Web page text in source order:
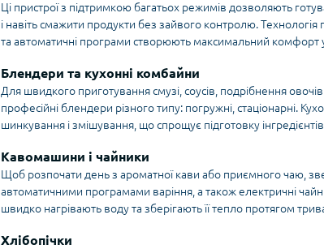
Ці пристрої з підтримкою багатьох режимів дозволяють
і навіть смажити продукти без зайвого контролю.
та автоматичні програми створюють максимальний комфорт
Блендери та кухонні комбайни
Для швидкого приготування смузі, соусів, подрібнення
професійні блендери різного типу: погружні, стаціонарні.
шинкування і змішування, що спрощує підготовку
Кавомашини і чайники
Щоб розпочати день з ароматної кави або приємного чаю,
автоматичними програмами варіння, а також електричні
швидко нагрівають воду та зберігають її тепло протягом
Хлібопічки